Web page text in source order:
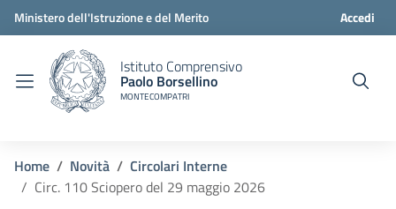
Ministero dell'Istruzione e del Merito Accedi
Istituto Comprensivo
Paolo Borsellino
MONTECOMPATRI
Home Novità
Circolari Interne
Circ. 110 Sciopero del 29 maggio 2026